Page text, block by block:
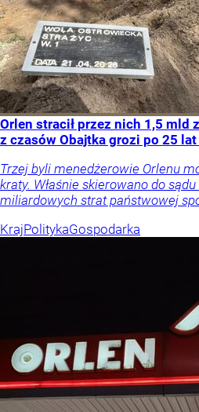
Orlen stracił przez nich 1,5 mld
z czasów Obajtka grozi po 25
Trzej byli menedżerowie Orlenu
kraty. Właśnie skierowano do
miliardowych strat państwowej
KrajPolitykaGospodarka